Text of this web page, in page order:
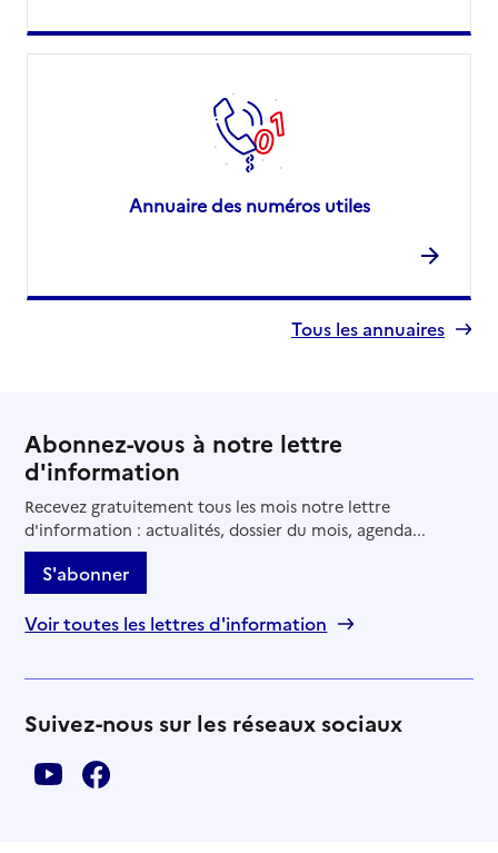
Annuaire des numéros utiles
Tous les annuaires
Abonnez-vous à notre lettre
d'information
Recevez gratuitement tous les mois notre lettre
d'information : actualités, dossier du mois, agenda...
S'abonner
Voir toutes les lettres d'information
Suivez-nous sur les réseaux sociaux